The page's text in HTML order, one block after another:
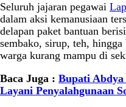
Seluruh jajaran pegawai
dalam aksi kemanusiaan
delapan paket bantuan
sembako, sirup, teh,
warga kurang mampu di
Baca Juga : Bupati
Layani Penyalahgunaan